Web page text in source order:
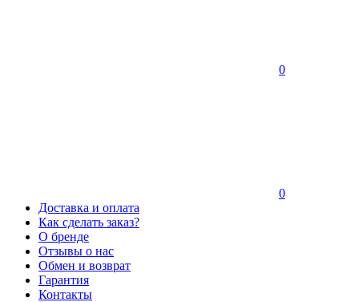
0
0
Доставка и оплата
Как сделать заказ?
О бренде
Отзывы о нас
Обмен и возврат
Гарантия
Контакты